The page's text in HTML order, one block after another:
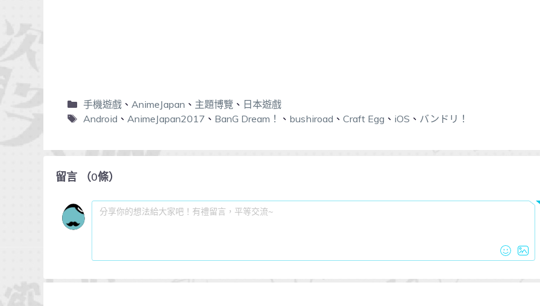
手機遊戲、 AnimeJapan 、 主題博覽、 日本遊戲
Android 、 AnimeJapan2017 、 BanG Dream！ 、 bushiroad 、 Craft Egg 、 iOS 、 バンドリ！
留言 （0條）